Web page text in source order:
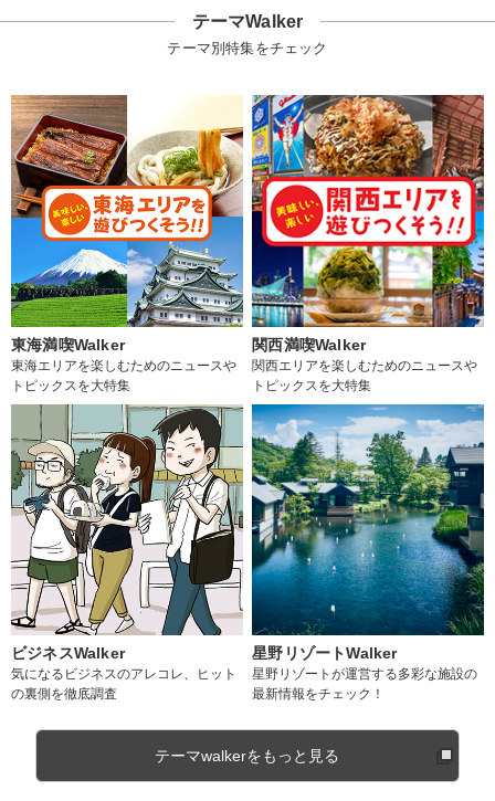
テーマWalker
テーマ別特集をチェック
東海満喫Walker
東海エリアを楽しむためのニュースや
トピックスを大特集
関西満喫Walker
関西エリアを楽しむためのニュースや
トピックスを大特集
ビジネスWalker
気になるビジネスのアレコレ、ヒット
の裏側を徹底調査
星野リゾートWalker
星野リゾートが運営する多彩な施設の
最新情報をチェック！
テーマwalkerをもっと見る